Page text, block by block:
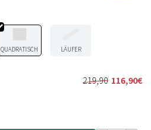
QUADRATISCH LÄUFER
219,90 116,90€
Aktueller